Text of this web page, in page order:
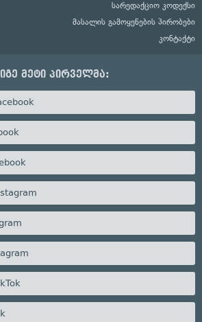
სარედაქციო კოდექსი
მასალის გამოყენების პირობები
კონტაქტი
მეტი პირველმა: